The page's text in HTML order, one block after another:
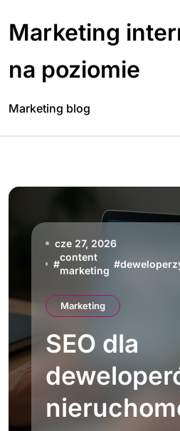
content
Marketing
na poziomie
Marketing blog
cze 27, 2026
#
content
marketing
#
Marketing
SEO dla